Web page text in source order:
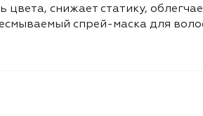
снижает статику,
спрей-маска для